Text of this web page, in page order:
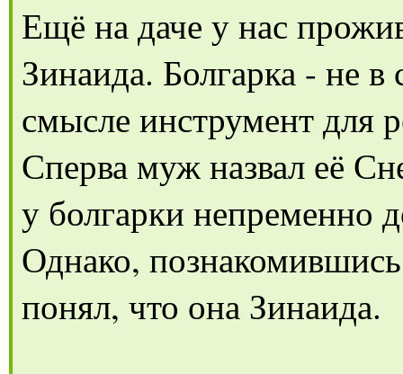
Ещё на даче у нас
Зинаида. Болгарка - не
смысле инструмент для
Сперва муж назвал её
у болгарки непременно
Однако,
понял, что она Зинаида.